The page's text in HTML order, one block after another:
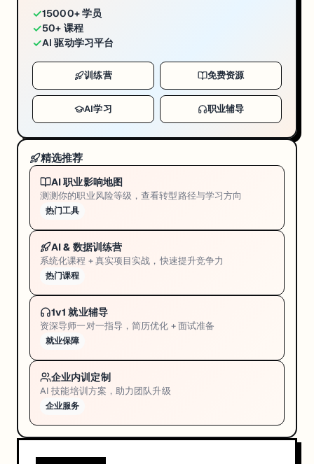
✓15000+ 学员
✓50+ 课程
✓AI 驱动学习平台
训练营 免费资源
AI学习 职业辅导
精选推荐
AI 职业影响地图
测测你的职业风险等级，查看转型路径与学习方向
热门工具
AI & 数据训练营
系统化课程 + 真实项目实战，快速提升竞争力
热门课程
1v1 就业辅导
资深导师一对一指导，简历优化 + 面试准备
就业保障
企业内训定制
AI 技能培训方案，助力团队升级
企业服务